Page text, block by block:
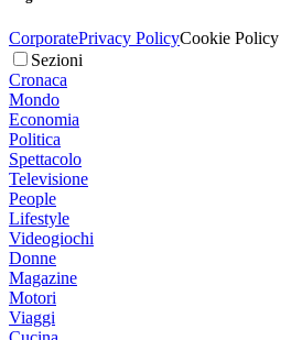
CorporatePrivacy PolicyCookie Policy
Sezioni
Cronaca
Mondo
Economia
Politica
Spettacolo
Televisione
People
Lifestyle
Videogiochi
Donne
Magazine
Motori
Viaggi